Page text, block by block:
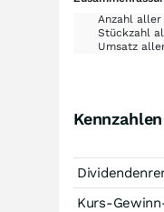
Anzahl
Stückzahl
Umsatz
Kurs-